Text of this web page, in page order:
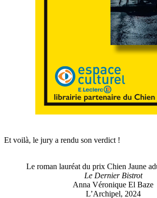
Et voilà, le jury a rendu son verdict !
Le roman lauréat du prix Chien Jaune
Le Dernier Bistrot
Anna Véronique El Baze
L’Archipel, 2024